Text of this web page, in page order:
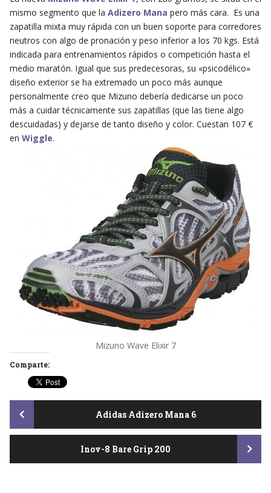
mismo segmento que la Adizero Mana pero más cara. Es una
zapatilla mixta muy rápida con un buen soporte para corredores
neutros con algo de pronación y peso inferior a los 70 kgs. Está
indicada para entrenamientos rápidos o competición hasta el
medio maratón. Igual que sus predecesoras, su «psicodélico»
diseño exterior se ha extremado un poco más aunque
personalmente creo que Mizuno debería dedicarse un poco
más a cuidar técnicamente sus zapatillas (que las tiene algo
descuidadas) y dejarse de tanto diseño y color. Cuestan 107 €
en Wiggle.
Mizuno Wave Elixir 7
Comparte:
Post
navigation
Adidas Adizero Mana 6
Inov-8 Bare Grip 200